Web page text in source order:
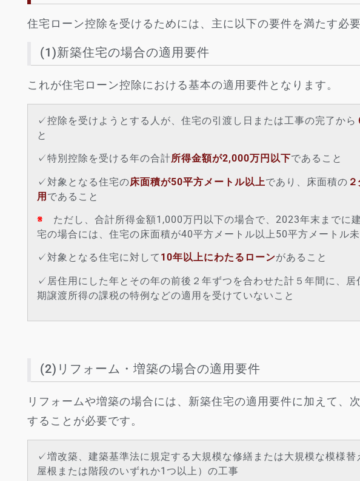
住宅ローン控除を受けるためには、主に以下の要件を満たす必要
(1)新築住宅の場合の適用要件
これが住宅ローン控除における基本の適用要件となります。
✓控除を受けようとする人が、住宅の引渡し日または工事の完了から
と
✓特別控除を受ける年の合計所得金額が2,000万円以下であること
✓対象となる住宅の床面積が50平方メートル以上であり、床面積の
用 であること
※ ただし、合計所得金額1,000万円以下の場合で、2023年末までに
宅の場合には、住宅の床面積が40平方メートル以上50平方メートル
✓対象となる住宅に対して 10年以上にわたるローンがあること
✓居住用にした年とその年の前後２年ずつを合わせた計５年間に、居
期譲渡所得の課税の特例などの適用を受けていないこと
(2)リフォーム・増築の場合の適用要件
リフォームや増築の場合には、新築住宅の適用要件に加えて、
することが必要です。
✓増改築、建築基準法に規定する大規模な修繕または大規模な模様替
屋根または階段のいずれか1つ以上）の工事